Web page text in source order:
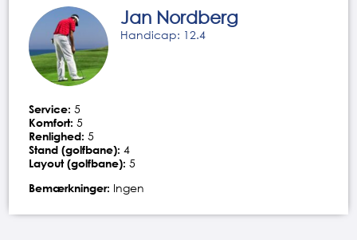
Jan Nordberg
Handicap: 12.4
Service: 5
Komfort: 5
Renlighed: 5
Stand (golfbane): 4
Layout (golfbane): 5
Bemærkninger: Ingen